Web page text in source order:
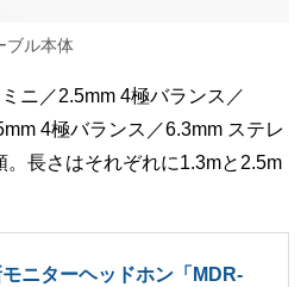
ブル本体
ニ／2.5mm 4極バランス／
4極バランス／6.3mm ステレ
長さはそれぞれに1.3mと2.5m
ニターヘッドホン「MDR-